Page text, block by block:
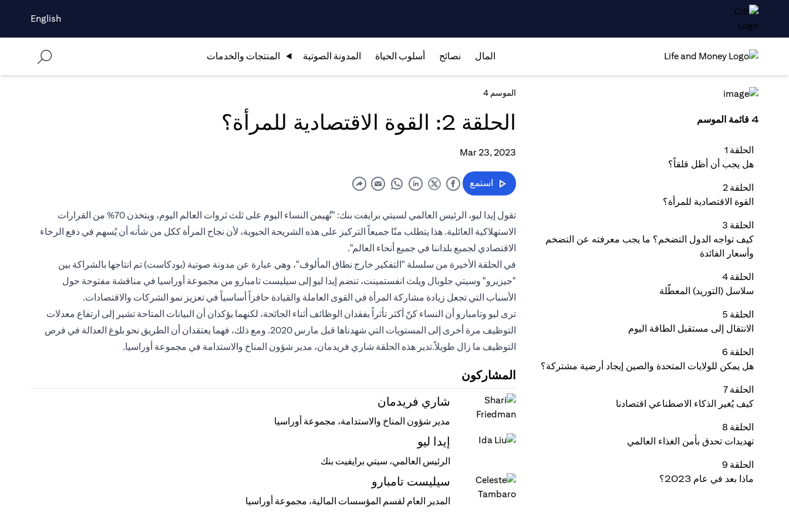
English
المال نصائح أسلوب الحياة المدونة الصوتية المنتجات والخدمات
الموسم 4
الحلقة 2: القوة الاقتصادية للمرأة؟
Mar 23, 2023
استمع
تقول إيدا ليو، الرئيس العالمي لسيتي برايفت بنك: "تُهيمن النساء اليوم على ثلث ثروات العالم اليوم، ويتخذن 70% من القرارات
الاستهلاكية العائلية. هذا يتطلب منّا جميعاً التركيز على هذه الشريحة الحيوية، لأن نجاح المرأة ككل من شأنه أن يُسهم في دفع الرخاء
الاقتصادي لجميع بلداننا في جميع أنحاء العالم".
في الحلقة الأخيرة من سلسلة "التفكير خارج نطاق المألوف"، وهي عبارة عن مدونة صوتية (بودكاست) تم انتاجها بالشراكة بين
"جيزيرو" وسيتي جلوبال ويلث انفستمينت، تنضم إيدا ليو إلى سيليست تامبارو من مجموعة أوراسيا في مناقشة مفتوحة حول
الأسباب التي تجعل زيادة مشاركة المرأة في القوى العاملة والقيادة حافزاً أساسياً في تعزيز نمو الشركات والاقتصادات.
ترى ليو وتامبارو أن النساء كنّ أكثر تأثراً بفقدان الوظائف أثناء الجائحة، لكنهما يؤكدان أن البيانات المتاحة تشير إلى ارتفاع معدلات
التوظيف مرة أخرى إلى المستويات التي شهدناها قبل مارس 2020. ومع ذلك، فهما يعتقدان أن الطريق نحو بلوغ العدالة في فرص
التوظيف ما زال طويلاً.تدير هذه الحلقة شاري فريدمان، مدير شؤون المناخ والاستدامة في مجموعة أوراسيا.
المشاركون
شاري فريدمان
مدير شؤون المناخ والاستدامة، مجموعة أوراسيا
إيدا ليو
الرئيس العالمي، سيتي برايفيت بنك
سيليست تامبارو
المدير العام لقسم المؤسسات المالية، مجموعة أوراسيا
4 قائمة الموسم
الحلقة 1
هل يجب أن أظل قلقاً؟
الحلقة 2
القوة الاقتصادية للمرأة؟
الحلقة 3
كيف تواجه الدول التضخم؟ ما يجب معرفته عن التضخم
وأسعار الفائدة
الحلقة 4
سلاسل (التوريد) المعطّلة
الحلقة 5
الانتقال إلى مستقبل الطاقة اليوم
الحلقة 6
هل يمكن للولايات المتحدة والصين إيجاد أرضية مشتركة؟
الحلقة 7
كيف يُغير الذكاء الاصطناعي اقتصادنا
الحلقة 8
تهديدات تحدق بأمن الغذاء العالمي
الحلقة 9
ماذا بعد في عام 2023؟